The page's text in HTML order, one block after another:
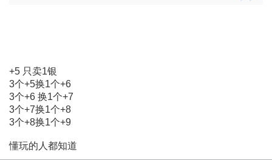
+5 只卖1银
3个+5换1个+6
3个+6 换1个+7
3个+7换1个+8
3个+8换1个+9
懂玩的人都知道